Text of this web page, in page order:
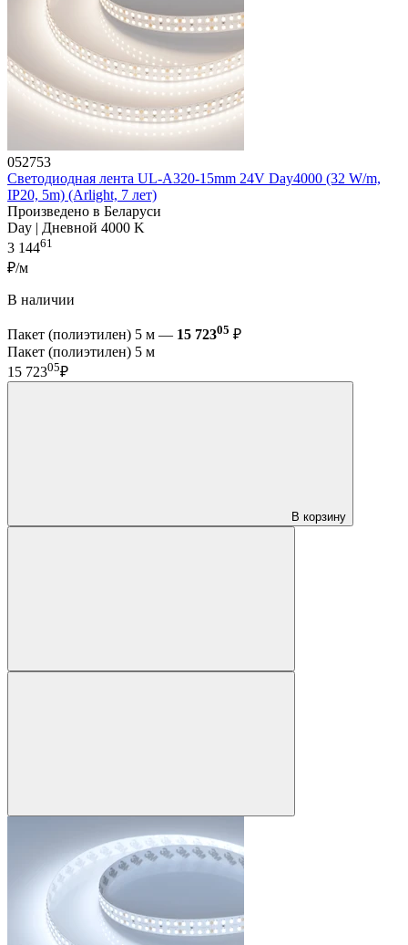
052753
Светодиодная лента UL-A320-15mm 24V Day4000 (32 W/m,
IP20, 5m) (Arlight, 7 лет)
Произведено в Беларуси
Day | Дневной 4000 K
3 14461
₽/м
В наличии
Пакет (полиэтилен) 5 м — 15 72305 ₽
Пакет (полиэтилен) 5 м
15 72305₽
В корзину